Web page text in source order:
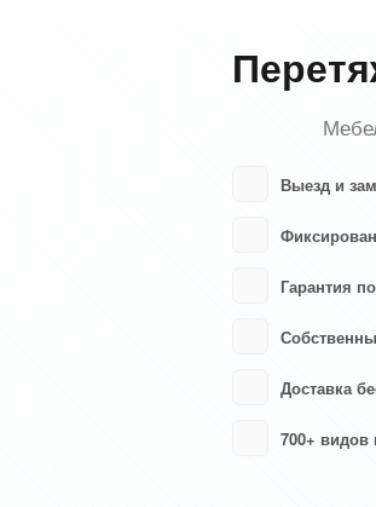
Выезд и
Гарантия
Доставка
700+ видов